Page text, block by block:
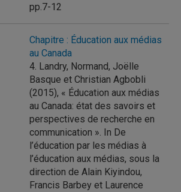
pp.7-12
Chapitre : Éducation aux médias
au Canada
4. Landry, Normand, Joëlle
Basque et Christian Agbobli
(2015), « Éducation aux médias
au Canada: état des savoirs et
perspectives de recherche en
communication ». In De
l’éducation par les médias à
l’éducation aux médias, sous la
direction de Alain Kiyindou,
Francis Barbey et Laurence